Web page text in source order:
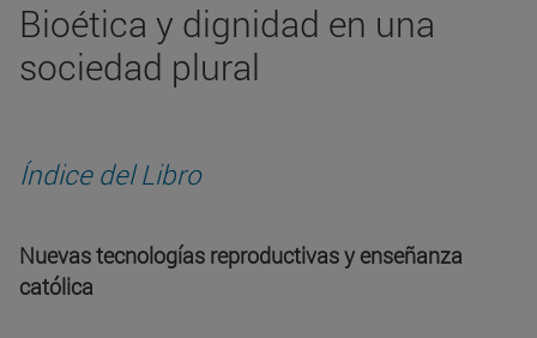
Bioética y dignidad en una
sociedad plural
Índice del Libro
Nuevas tecnologías reproductivas y enseñanza
católica